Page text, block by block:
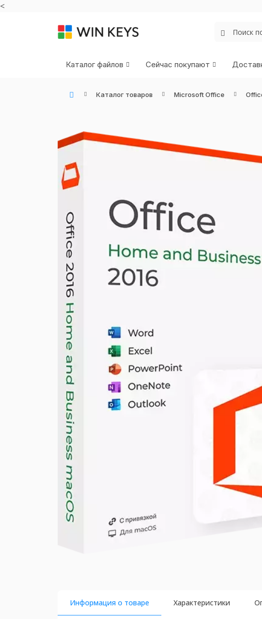
<
Каталог файлов Сейчас покупают
Каталог товаров Microsoft Office
Информация о товаре Характеристики